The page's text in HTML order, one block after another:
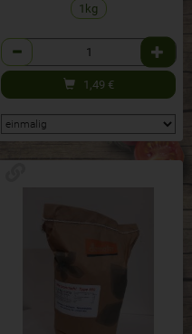
1kg
Anzahl
1,49 €